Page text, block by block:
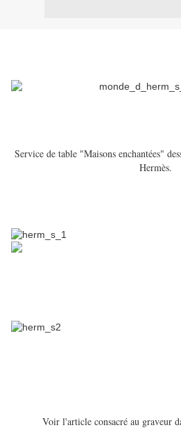
Service de table "Maisons enchantées"
Hermès.
Voir l'article consacré au graveur